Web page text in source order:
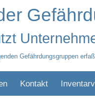
Gefährdungsgruppen
Kontakt